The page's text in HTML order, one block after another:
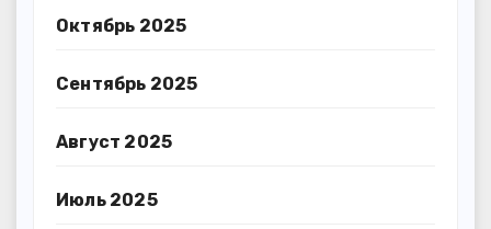
Октябрь 2025
Сентябрь 2025
Август 2025
Июль 2025